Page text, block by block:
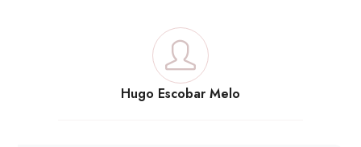
Hugo Escobar Melo